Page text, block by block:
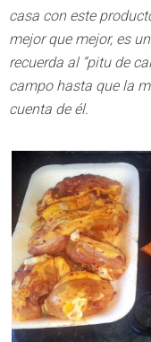
casa con este
mejor que mejor, es
recuerda al “pitu de
campo hasta que la
cuenta de él.